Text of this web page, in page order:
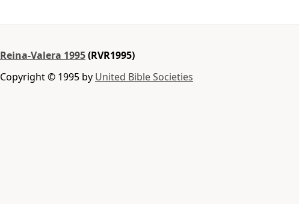
Reina-Valera 1995(RVR1995)
Copyright © 1995 by United Bible Societies